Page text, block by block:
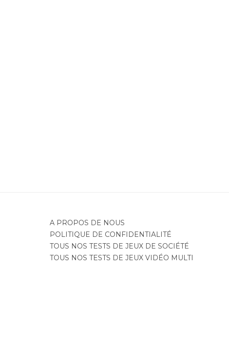
A PROPOS DE NOUS
POLITIQUE DE CONFIDENTIALITÉ
TOUS NOS TESTS DE JEUX DE SOCIÉTÉ
TOUS NOS TESTS DE JEUX VIDÉO MULTI